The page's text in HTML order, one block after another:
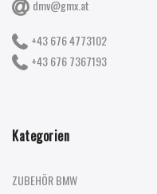
dmv@gmx.at
+43 676 4773102
+43 676 7367193
Kategorien
ZUBEHÖR BMW